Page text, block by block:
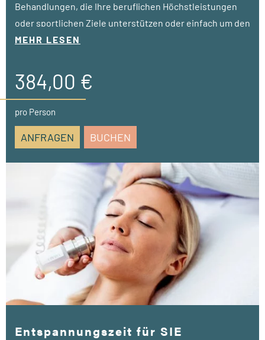
Behandlungen, die Ihre beruflichen Höchstleistungen
oder sportlichen Ziele unterstützen oder einfach um den
Alltag mit mehr Schwung zu bewältigen.
• ab 4 Nächte
• 1 VIBE Therapie Check (á 30 Min.)
• 1 Breuss Massage (á 35 Min.)
MEHR LESEN
384,00 €
pro Person
ANFRAGEN BUCHEN
Entspannungszeit für SIE